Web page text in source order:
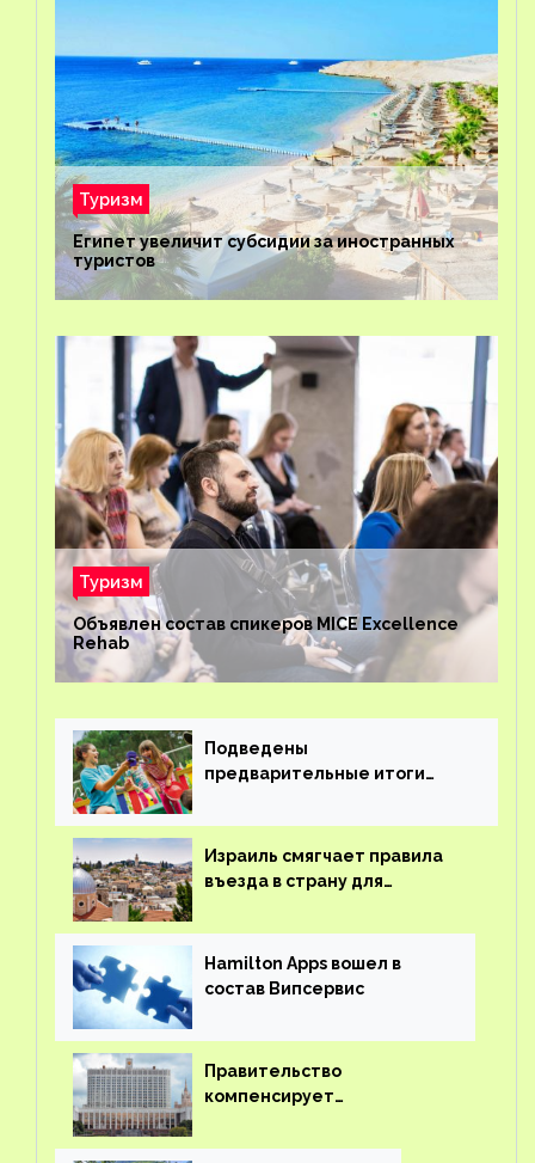
Туризм
Египет увеличит субсидии за иностранных
туристов
Туризм
Объявлен состав спикеров MICE Excellence
Rehab
Подведены
предварительные итоги
Израиль смягчает правила
въезда в страну для
Hamilton Apps вошел в
состав Випсервис
Правительство
компенсирует
вывоз россиян из-за рубежа